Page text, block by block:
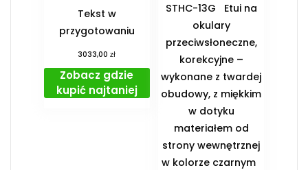
Tekst w
przygotowaniu
3033,00zł
Zobacz gdzie
kupić najtaniej
STHC-13G Etui na
okulary
przeciwsłoneczne,
korekcyjne –
wykonane z twardej
obudowy, z miękkim
w dotyku
materiałem od
strony wewnętrznej
w kolorze czarnym